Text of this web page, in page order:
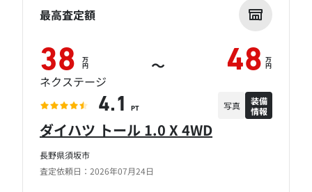
長野県須坂市
査定依頼日：2026年07月24日
ダイハツ トール 1.0 X 4WD
最高査定額
38 万
円 ～ 48 万
円
ネクステージ
4.1 PT 写真
装備
情報